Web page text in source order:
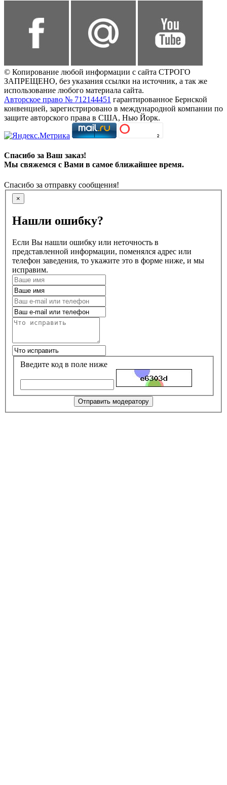
© Копирование любой информации с сайта СТРОГО
ЗАПРЕЩЕНО, без указания ссылки на источник, а так же
использование любого материала сайта.
Авторское право № 712144451 гарантированное Бернской
конвенцией, зарегистрировано в международной компании по
защите авторского права в США, Нью Йорк.
Спасибо за Ваш заказ!
Мы свяжемся с Вами в самое ближайшее время.
Спасибо за отправку сообщения!
×
Нашли ошибку?
Если Вы нашли ошибку или неточность в
представленной информации, поменялся адрес или
телефон заведения, то укажите это в форме ниже, и мы
исправим.
Введите код в поле ниже
Отправить модератору